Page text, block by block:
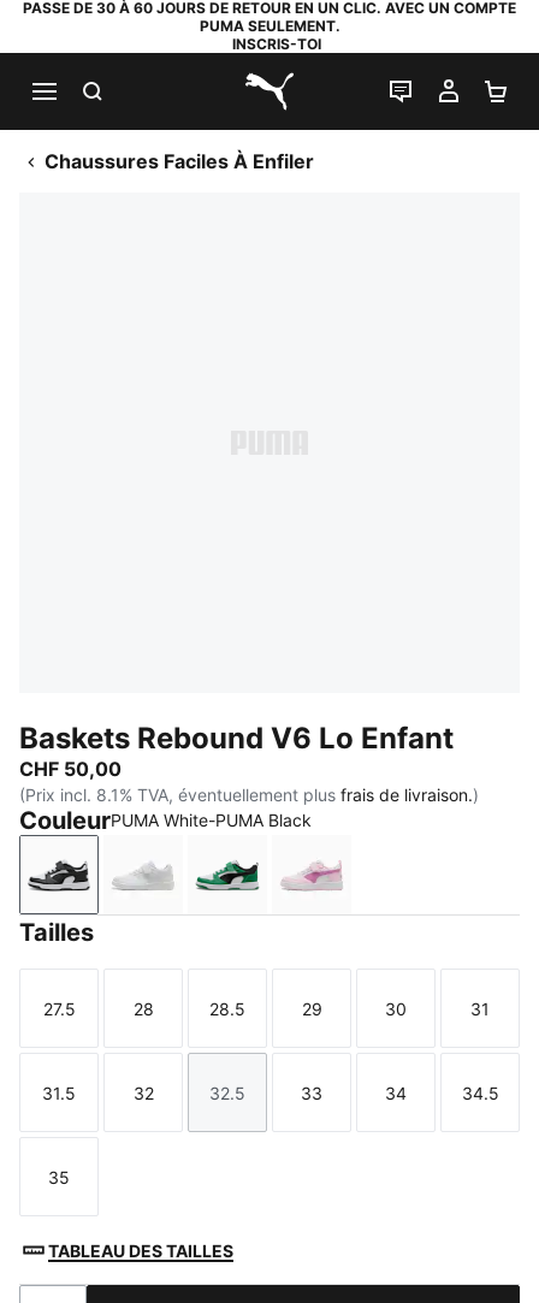
PASSE DE 30 À 60 JOURS DE RETOUR EN UN CLIC. AVEC UN COMPTE
PUMA SEULEMENT.
INSCRIS-TOI
PUMA.com
LIVE CHAT
MON
Chaussures Faciles À Enfiler
Baskets Rebound V6 Lo Enfant
CHF 50,00
(Prix incl. 8.1% TVA, éventuellement plus frais de livraison.)
CouleurPUMA White-PUMA Black
PUMA White-PUMA Black
PUMA White-Cool Light Gray
PUMA White-PUMA Black-
Pearl Pink-Mauve Pop-
Tailles
Taille
27.5
Taille
28
Taille
28.5
Taille
29
Taille
30
Taille
31
Taille
31.5
Taille
32
Taille
32.5
Taille
33
Taille
34
Taille
34.5
Taille
35
TABLEAU DES TAILLES